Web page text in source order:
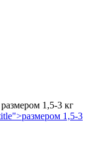
1,5-3 кг